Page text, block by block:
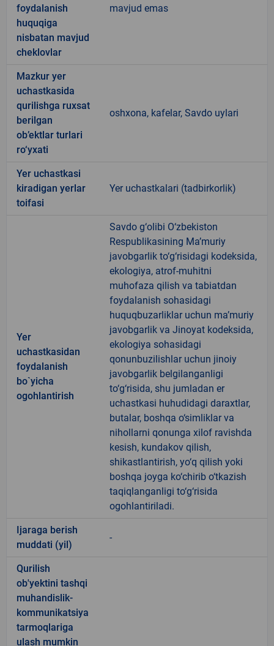
foydalanish
huquqiga
nisbatan mavjud
cheklovlar
mavjud emas
Mazkur yer
uchastkasida
qurilishga ruxsat
berilgan
ob’ektlar turlari
ro‘yxati
oshxona, kafelar, Savdo uylari
Yer uchastkasi
kiradigan yerlar
toifasi
Yer uchastkalari (tadbirkorlik)
Yer
uchastkasidan
foydalanish
bo`yicha
ogohlantirish
Savdo g‘olibi O‘zbekiston
Respublikasining Ma’muriy
javobgarlik to‘g‘risidagi kodeksida,
ekologiya, atrof-muhitni
muhofaza qilish va tabiatdan
foydalanish sohasidagi
huquqbuzarliklar uchun ma’muriy
javobgarlik va Jinoyat kodeksida,
ekologiya sohasidagi
qonunbuzilishlar uchun jinoiy
javobgarlik belgilanganligi
to‘g‘risida, shu jumladan er
uchastkasi huhudidagi daraxtlar,
butalar, boshqa o‘simliklar va
nihollarni qonunga xilof ravishda
kesish, kundakov qilish,
shikastlantirish, yo‘q qilish yoki
boshqa joyga ko‘chirib o‘tkazish
taqiqlanganligi to‘g‘risida
ogohlantiriladi.
Ijaraga berish
muddati (yil)
-
Qurilish
ob'yektini tashqi
muhandislik-
kommunikatsiya
tarmoqlariga
ulash mumkin